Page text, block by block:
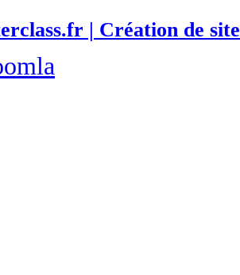
| Création de